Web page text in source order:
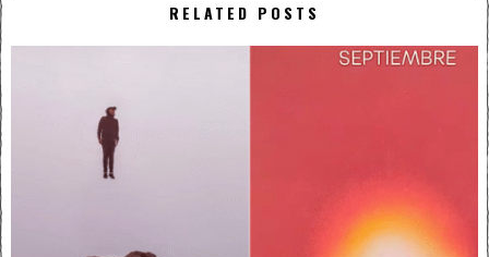
RELATED POSTS